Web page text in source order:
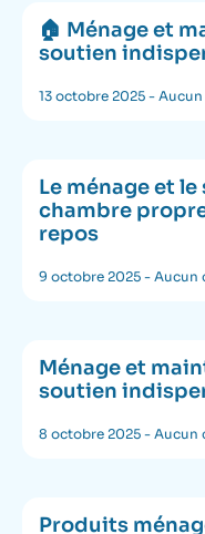
🏠 Ménage et
soutien
13 octobre 2025
Le ménage et
chambre
repos
9 octobre 2025 Aucun
Ménage et
soutien
8 octobre 2025 Aucun
Produits